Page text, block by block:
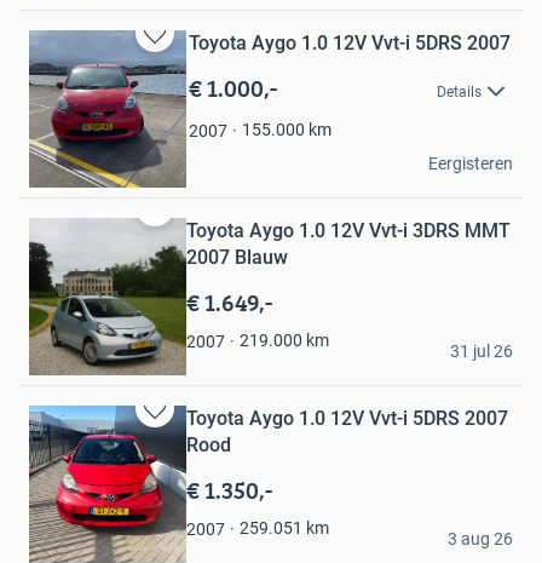
Bewaren
in
Mijn
Favorieten
Toyota Aygo 1.0 12V Vvt-i 5DRS 2007
€ 1.000,- Details
2007 155.000 km
Dave
Beverwijk
Eergisteren
Bewaren
Mijn
Favorieten
Toyota Aygo 1.0 12V Vvt-i 3DRS MMT
2007 Blauw
€ 1.649,-
2007 219.000 km
Job
Leersum
31 jul 26
Bewaren
in
Mijn
Favorieten
Toyota Aygo 1.0 12V Vvt-i 5DRS 2007
Rood
€ 1.350,-
2007 259.051 km
Omar Al Zoubi
Oosterhout
3 aug 26